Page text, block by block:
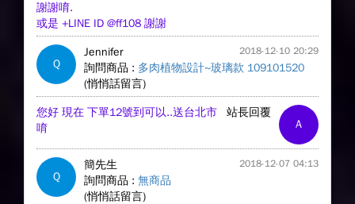
謝謝唷.
或是 +LINE ID @ff108 謝謝
Q
Jennifer 2018-12-10 20:29
詢問商品 : 多肉植物設計~玻璃款 109101520
(悄悄話留言)
A
站長回覆
您好 現在 下單12號到可以..送台北市
唷
Q
簡先生 2018-12-07 04:13
詢問商品 : 無商品
(悄悄話留言)